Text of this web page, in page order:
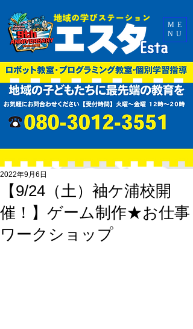
ME
NU
【9/24（土）袖ケ浦校開
催！】ゲーム制作★お仕事
ワークショップ
2022年9月6日